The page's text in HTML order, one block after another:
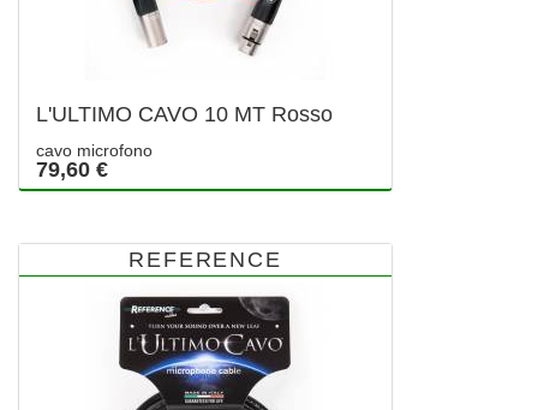
L'ULTIMO CAVO 10 MT Rosso
cavo microfono
79,60 €
REFERENCE